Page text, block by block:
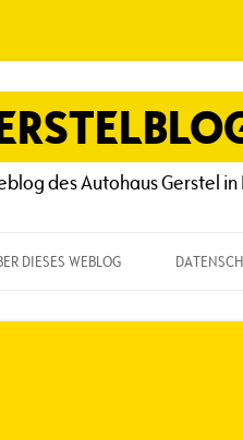
des Autohaus Gerstel
DIESES WEBLOG